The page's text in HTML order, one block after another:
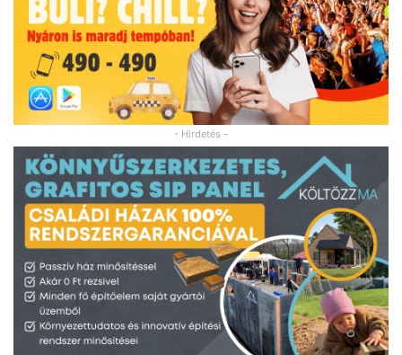
- Hirdetés -